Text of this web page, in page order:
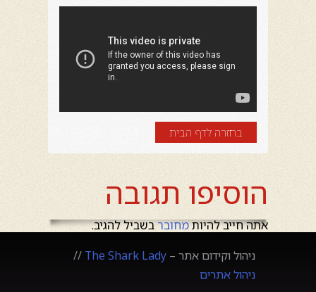
בחזרה לדף הבית
הוסיפו תגובה
אתה חייב להיותמחוברבשביל להגיב.
ניהול וקידום אתר – The Shark Lady
//
ניהול אתרים